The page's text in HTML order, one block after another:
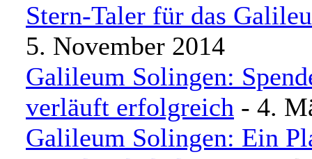
Stern-Taler für das
5. November 2014
Galileum Solingen:
verläuft erfolgreich - 4.
Galileum Solingen: Ein